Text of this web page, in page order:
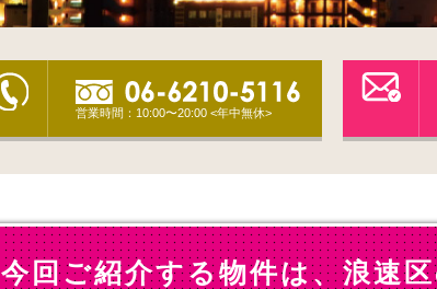
営業時間：10:00〜20:00 <年中無休>
今回ご紹介する物件は、浪速